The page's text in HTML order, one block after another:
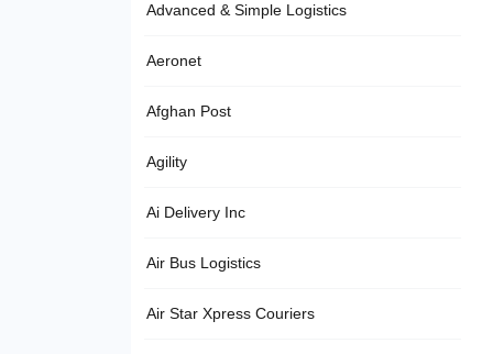
Advanced & Simple Logistics
Aeronet
Afghan Post
Agility
Ai Delivery Inc
Air Bus Logistics
Air Star Xpress Couriers